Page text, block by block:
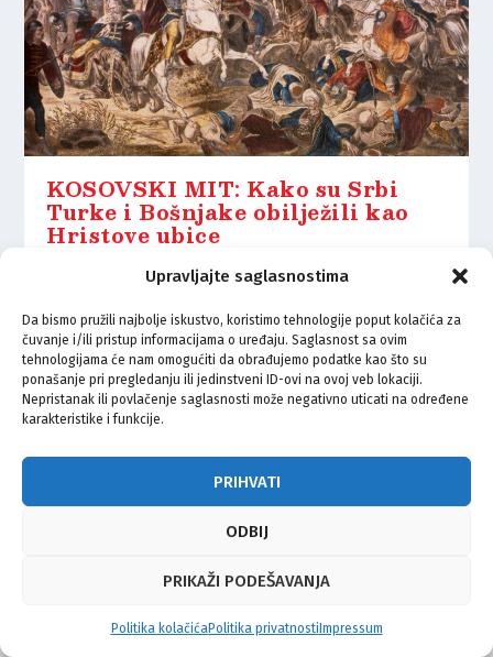
Upravljajte saglasnostima
Da bismo pružili najbolje iskustvo, koristimo tehnologije poput kolačića za
čuvanje i/ili pristup informacijama o uređaju. Saglasnost sa ovim
tehnologijama će nam omogućiti da obrađujemo podatke kao što su
ponašanje pri pregledanju ili jedinstveni ID-ovi na ovoj veb lokaciji.
Nepristanak ili povlačenje saglasnosti može negativno uticati na određene
karakteristike i funkcije.
PRIHVATI
ODBIJ
PRIKAŽI PODEŠAVANJA
Politika kolačićaPolitika privatnosti Impressum
KOSOVSKI MIT: Kako su Srbi
Turke i Bošnjake obilježili kao
Hristove ubice
© Vijeće bošnjačke nacionalne manjine Grada Zagreba 2026